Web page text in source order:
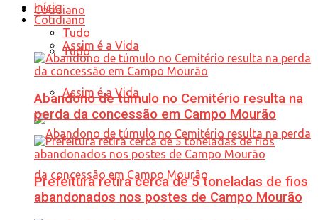
Cotidiano
Tudo
Assim é a Vida
Início
Cotidiano
Tudo
Assim é a Vida
Abandono de túmulo no Cemitério resulta na
perda da concessão em Campo Mourão
Prefeitura retira cerca de 5 toneladas de fios
abandonados nos postes de Campo Mourão